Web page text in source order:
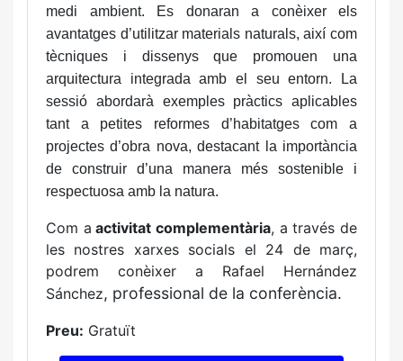
medi ambient. Es donaran a conèixer els
avantatges d’utilitzar materials naturals, així com
tècniques i dissenys que promouen una
arquitectura integrada amb el seu entorn. La
sessió abordarà exemples pràctics aplicables
tant a petites reformes d’habitatges com a
projectes d’obra nova, destacant la importància
de construir d’una manera més sostenible i
respectuosa amb la natura.
Com a activitat complementària, a través de
les nostres xarxes so­cials el 24 de març,
podrem conèixer a Rafael Hernández
Sánchez, professional de la conferència.
Preu: Gratuït